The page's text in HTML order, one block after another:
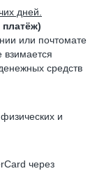
дней.
или почтомате
средств
и
через